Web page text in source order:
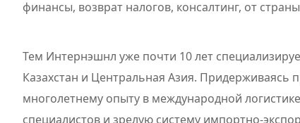
финансы, возврат налогов, консалтинг, от
Тем Интернэшнл уже почти 10 лет
Казахстан и Центральная Азия. Придерживаясь
многолетнему опыту в международной
специалистов и зрелую систему импортно-